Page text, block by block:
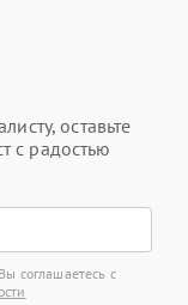
оставьте
с радостью
соглашаетесь с